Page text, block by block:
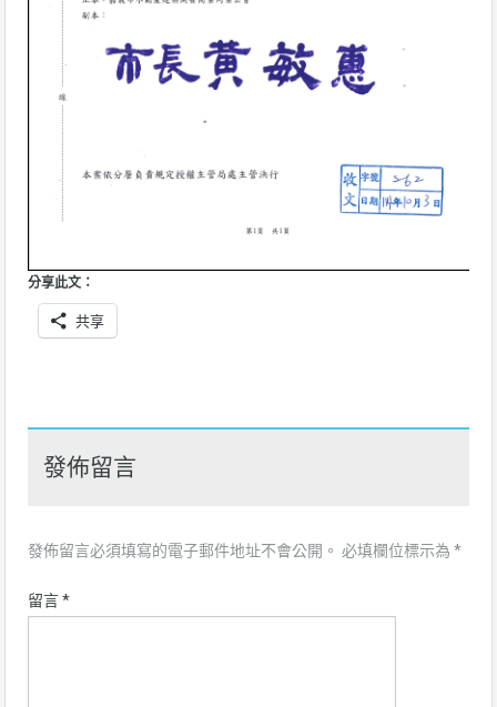
分享此文：
共享
發佈留言
發佈留言必須填寫的電子郵件地址不會公開。 必填欄位標示為 *
留言*